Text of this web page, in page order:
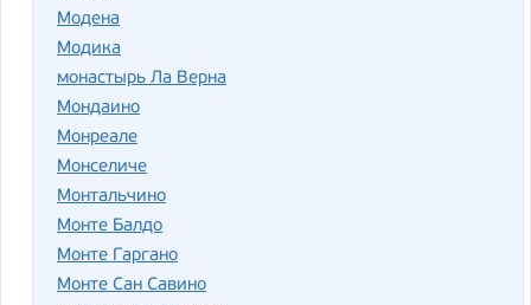
Модена
Модика
монастырь Ла Верна
Мондаино
Монреале
Монселиче
Монтальчино
Монте Балдо
Монте Гаргано
Монте Сан Савино